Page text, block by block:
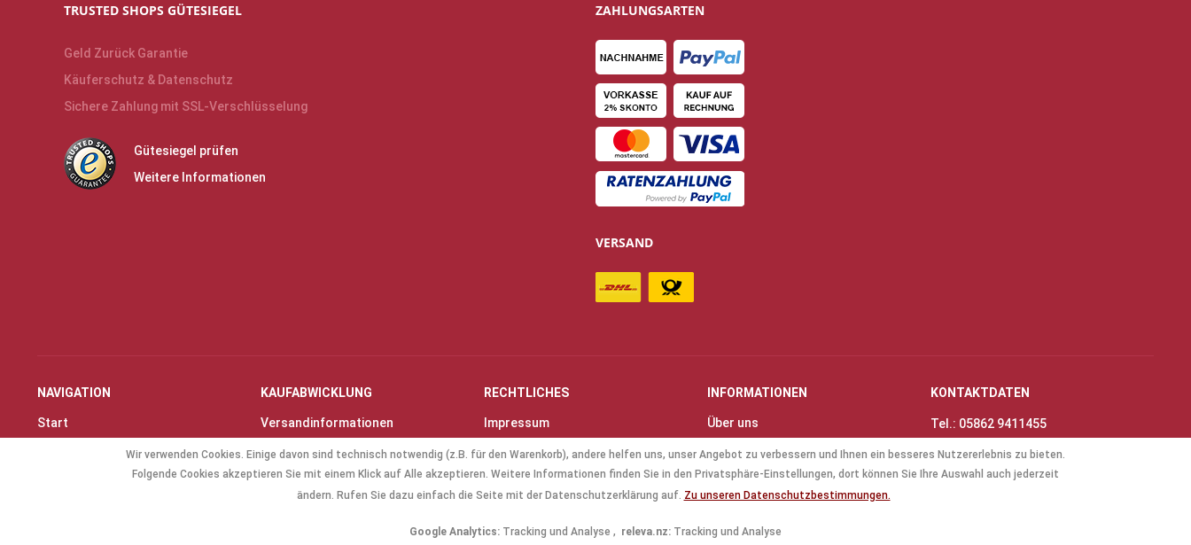
TRUSTED SHOPS GÜTESIEGEL
Geld Zurück Garantie
Käuferschutz & Datenschutz
Sichere Zahlung mit SSL-Verschlüsselung
Gütesiegel prüfen
Weitere Informationen
ZAHLUNGSARTEN
VERSAND
NAVIGATION
Start
Instrumente & Zubehör
KAUFABWICKLUNG
Versandinformationen
Zahlungsarten
Widerrufsrecht
RECHTLICHES
Impressum
Allgemeine Geschäftsbedingungen
(AGB)
Batterieverordnung
INFORMATIONEN
Über uns
Kontakt
Anfahrt & Öffnungszeiten
Mollenhauer Blockflöten
Küng Blockflöten
KONTAKTDATEN
Tel.: 05862 9411455
info@thinas-toene.de
Wir verwenden Cookies. Einige davon sind technisch notwendig (z.B. für den Warenkorb), andere helfen uns, unser Angebot zu verbessern und Ihnen ein besseres Nutzererlebnis zu bieten.
Folgende Cookies akzeptieren Sie mit einem Klick auf Alle akzeptieren. Weitere Informationen finden Sie in den Privatsphäre-Einstellungen, dort können Sie Ihre Auswahl auch jederzeit
ändern. Rufen Sie dazu einfach die Seite mit der Datenschutzerklärung auf. Zu unseren Datenschutzbestimmungen.
Google Analytics: Tracking und Analyse , releva.nz: Tracking und Analyse